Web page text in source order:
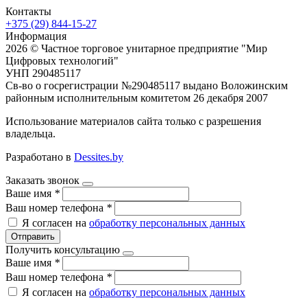
Контакты
+375 (29) 844-15-27
Информация
2026 © Частное торговое унитарное предприятие "Мир
Цифровых технологий"
УНП 290485117
Св-во о госрегистрации №290485117 выдано Воложинским
районным исполнительным комитетом 26 декабря 2007
Использование материалов сайта только с разрешения
владельца.
Разработано в Dessites.by
Заказать звонок
Ваше имя *
Ваш номер телефона *
Я согласен на обработку персональных данных
Отправить
Получить консультацию
Ваше имя *
Ваш номер телефона *
Я согласен на обработку персональных данных